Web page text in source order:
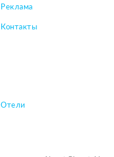
Реклама
Контакты
Отели